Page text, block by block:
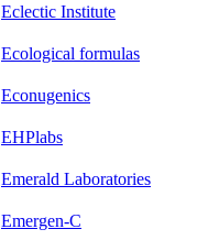
Eclectic Institute
Ecological formulas
Econugenics
EHPlabs
Emerald Laboratories
Emergen-C